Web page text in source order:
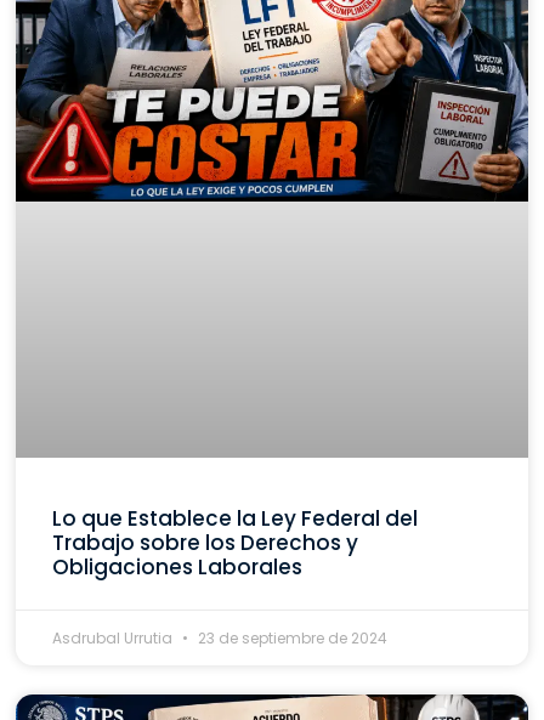
Lo que Establece la Ley Federal del
Trabajo sobre los Derechos y
Obligaciones Laborales
Asdrubal Urrutia 23 de septiembre de 2024